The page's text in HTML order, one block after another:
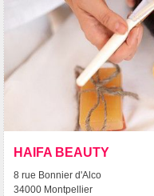
HAIFA BEAUTY
8 rue Bonnier d'Alco
34000 Montpellier